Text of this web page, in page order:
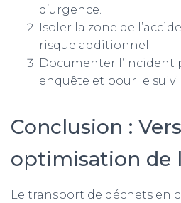
d’urgence.
Isoler la zone de
risque additionnel.
Documenter l’incident
enquête et pour le
Conclusion :
optimisation de
Le transport de déchets en